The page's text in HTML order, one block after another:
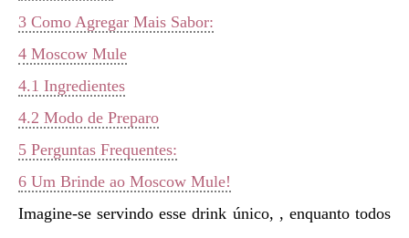
3 Como Agregar Mais Sabor:
4 Moscow Mule
4.1 Ingredientes
4.2 Modo de Preparo
5 Perguntas Frequentes:
6 Um Brinde ao Moscow Mule!
Imagine-se servindo esse drink único, , enquanto todos